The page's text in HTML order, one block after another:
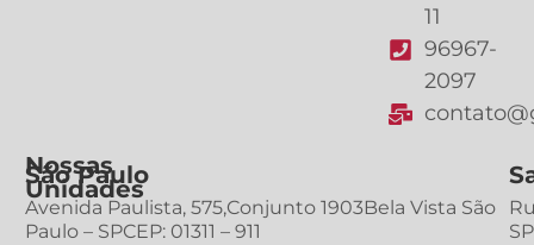
11
96967-
2097
Nossas
Unidades
São Paulo
Avenida Paulista, 575,Conjunto 1903Bela Vista São
Paulo – SPCEP: 01311 – 911